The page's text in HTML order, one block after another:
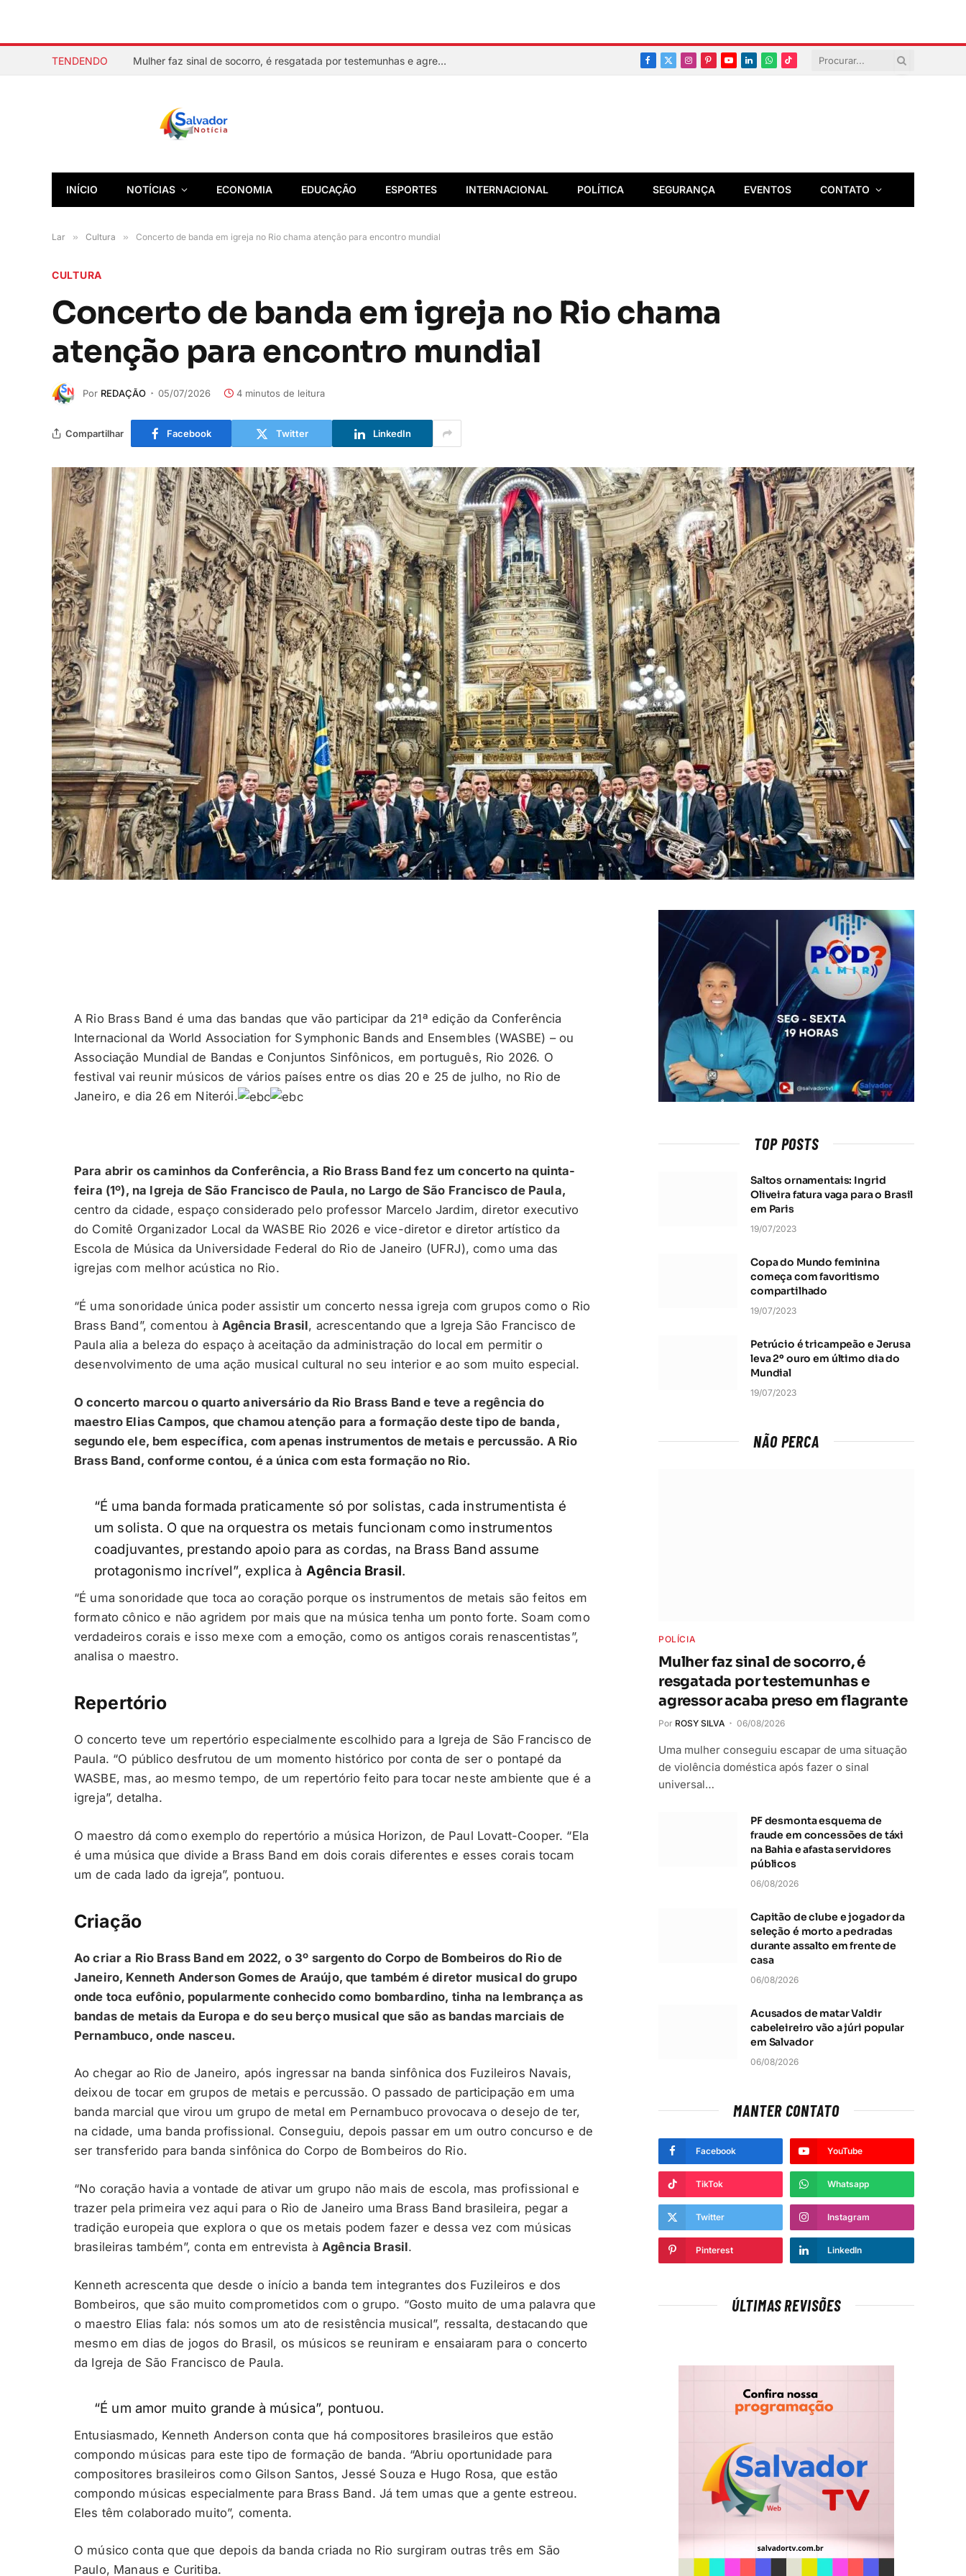
TENDENDO Mulher faz sinal de socorro, é resgatada por testemunhas e agressor acaba preso em flagrante
Facebook
X
Instagram
PinterestYouTubeLinkedInWhatsapp
TikTok
INÍCIO NOTÍCIAS ECONOMIA EDUCAÇÃO ESPORTES INTERNACIONAL POLÍTICA SEGURANÇA EVENTOS CONTATO
Lar » Cultura » Concerto de banda em igreja no Rio chama atenção para encontro mundial
CULTURA
Concerto de banda em igreja no Rio chama
atenção para encontro mundial
Por REDAÇÃO 05/07/2026 4 minutos de leitura
Compartilhar Facebook Twitter LinkedIn
A Rio Brass Band é uma das bandas que vão participar da 21ª edição da Conferência
Internacional da World Association for Symphonic Bands and Ensembles (WASBE) – ou
Associação Mundial de Bandas e Conjuntos Sinfônicos, em português, Rio 2026. O
festival vai reunir músicos de vários países entre os dias 20 e 25 de julho, no Rio de
Janeiro, e dia 26 em Niterói.
Para abrir os caminhos da Conferência, a Rio Brass Band fez um concerto na quinta-
feira (1º), na Igreja de São Francisco de Paula, no Largo de São Francisco de Paula,
centro da cidade, espaço considerado pelo professor Marcelo Jardim, diretor executivo
do Comitê Organizador Local da WASBE Rio 2026 e vice-diretor e diretor artístico da
Escola de Música da Universidade Federal do Rio de Janeiro (UFRJ), como uma das
igrejas com melhor acústica no Rio.
“É uma sonoridade única poder assistir um concerto nessa igreja com grupos como o Rio
Brass Band”, comentou à Agência Brasil, acrescentando que a Igreja São Francisco de
Paula alia a beleza do espaço à aceitação da administração do local em permitir o
desenvolvimento de uma ação musical cultural no seu interior e ao som muito especial.
O concerto marcou o quarto aniversário da Rio Brass Band e teve a regência do
maestro Elias Campos, que chamou atenção para a formação deste tipo de banda,
segundo ele, bem específica, com apenas instrumentos de metais e percussão. A Rio
Brass Band, conforme contou, é a única com esta formação no Rio.
“É uma banda formada praticamente só por solistas, cada instrumentista é
um solista. O que na orquestra os metais funcionam como instrumentos
coadjuvantes, prestando apoio para as cordas, na Brass Band assume
protagonismo incrível”, explica à Agência Brasil.
“É uma sonoridade que toca ao coração porque os instrumentos de metais são feitos em
formato cônico e não agridem por mais que na música tenha um ponto forte. Soam como
verdadeiros corais e isso mexe com a emoção, como os antigos corais renascentistas”,
analisa o maestro.
Repertório
O concerto teve um repertório especialmente escolhido para a Igreja de São Francisco de
Paula. “O público desfrutou de um momento histórico por conta de ser o pontapé da
WASBE, mas, ao mesmo tempo, de um repertório feito para tocar neste ambiente que é a
igreja”, detalha.
O maestro dá como exemplo do repertório a música Horizon, de Paul Lovatt-Cooper. “Ela
é uma música que divide a Brass Band em dois corais diferentes e esses corais tocam
um de cada lado da igreja”, pontuou.
Criação
Ao criar a Rio Brass Band em 2022, o 3º sargento do Corpo de Bombeiros do Rio de
Janeiro, Kenneth Anderson Gomes de Araújo, que também é diretor musical do grupo
onde toca eufônio, popularmente conhecido como bombardino, tinha na lembrança as
bandas de metais da Europa e do seu berço musical que são as bandas marciais de
Pernambuco, onde nasceu.
Ao chegar ao Rio de Janeiro, após ingressar na banda sinfônica dos Fuzileiros Navais,
deixou de tocar em grupos de metais e percussão. O passado de participação em uma
banda marcial que virou um grupo de metal em Pernambuco provocava o desejo de ter,
na cidade, uma banda profissional. Conseguiu, depois passar em um outro concurso e de
ser transferido para banda sinfônica do Corpo de Bombeiros do Rio.
“No coração havia a vontade de ativar um grupo não mais de escola, mas profissional e
trazer pela primeira vez aqui para o Rio de Janeiro uma Brass Band brasileira, pegar a
tradição europeia que explora o que os metais podem fazer e dessa vez com músicas
brasileiras também”, conta em entrevista àAgência Brasil.
Kenneth acrescenta que desde o início a banda tem integrantes dos Fuzileiros e dos
Bombeiros, que são muito comprometidos com o grupo. “Gosto muito de uma palavra que
o maestro Elias fala: nós somos um ato de resistência musical”, ressalta, destacando que
mesmo em dias de jogos do Brasil, os músicos se reuniram e ensaiaram para o concerto
da Igreja de São Francisco de Paula.
“É um amor muito grande à música”, pontuou.
Entusiasmado, Kenneth Anderson conta que há compositores brasileiros que estão
compondo músicas para este tipo de formação de banda. “Abriu oportunidade para
compositores brasileiros como Gilson Santos, Jessé Souza e Hugo Rosa, que estão
compondo músicas especialmente para Brass Band. Já tem umas que a gente estreou.
Eles têm colaborado muito”, comenta.
O músico conta que que depois da banda criada no Rio surgiram outras três em São
Paulo, Manaus e Curitiba.
TOP POSTS
Saltos ornamentais: Ingrid
Oliveira fatura vaga para o Brasil
em Paris
19/07/2023
Copa do Mundo feminina
começa com favoritismo
compartilhado
19/07/2023
Petrúcio é tricampeão e Jerusa
leva 2º ouro em último dia do
Mundial
19/07/2023
NÃO PERCA
POLÍCIA
Mulher faz sinal de socorro, é
resgatada por testemunhas e
agressor acaba preso em flagrante
Por ROSY SILVA 06/08/2026
Uma mulher conseguiu escapar de uma situação
de violência doméstica após fazer o sinal
universal…
PF desmonta esquema de
fraude em concessões de táxi
na Bahia e afasta servidores
públicos
06/08/2026
Capitão de clube e jogador da
seleção é morto a pedradas
durante assalto em frente de
casa
06/08/2026
Acusados de matar Valdir
cabeleireiro vão a júri popular
em Salvador
06/08/2026
MANTER CONTATO
Facebook YouTube
TikTok Whatsapp
Twitter Instagram
Pinterest LinkedIn
ÚLTIMAS REVISÕES